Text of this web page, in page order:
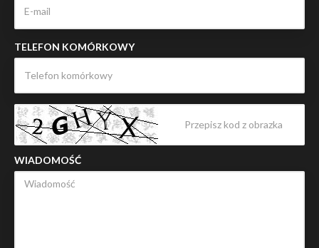
TELEFON KOMÓRKOWY
WIADOMOŚĆ